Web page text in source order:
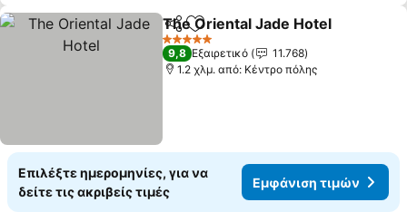
Κοινοποίηση
Προσθήκη στα αγαπημένα
The Oriental Jade Hotel
5 Αστέρια
9,8 Εξαιρετικό
11.768
1.2 χλμ. από: Κέντρο πόλης
Επιλέξτε ημερομηνίες, για να
δείτε τις ακριβείς τιμές
Εμφάνιση τιμών